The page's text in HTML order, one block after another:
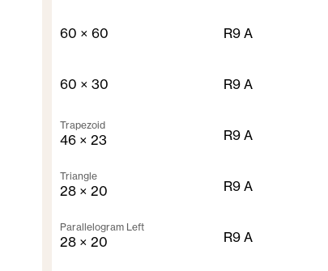
60 × 60 R9 A
60 × 30 R9 A
Trapezoid
46 × 23 R9 A
Triangle
28 × 20 R9 A
Parallelogram Left
28 × 20 R9 A